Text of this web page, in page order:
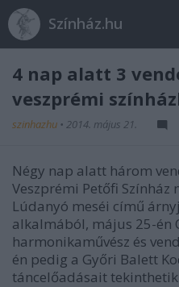
Színház.hu
4 nap alatt 3
veszprémi
szinhazhu • 2014. május 21.
Négy nap alatt három
Veszprémi Petőfi Színház
Lúdanyó meséi című
alkalmából, május 25-én
harmonikaművész és
én pedig a Győri Balett
táncelőadásait